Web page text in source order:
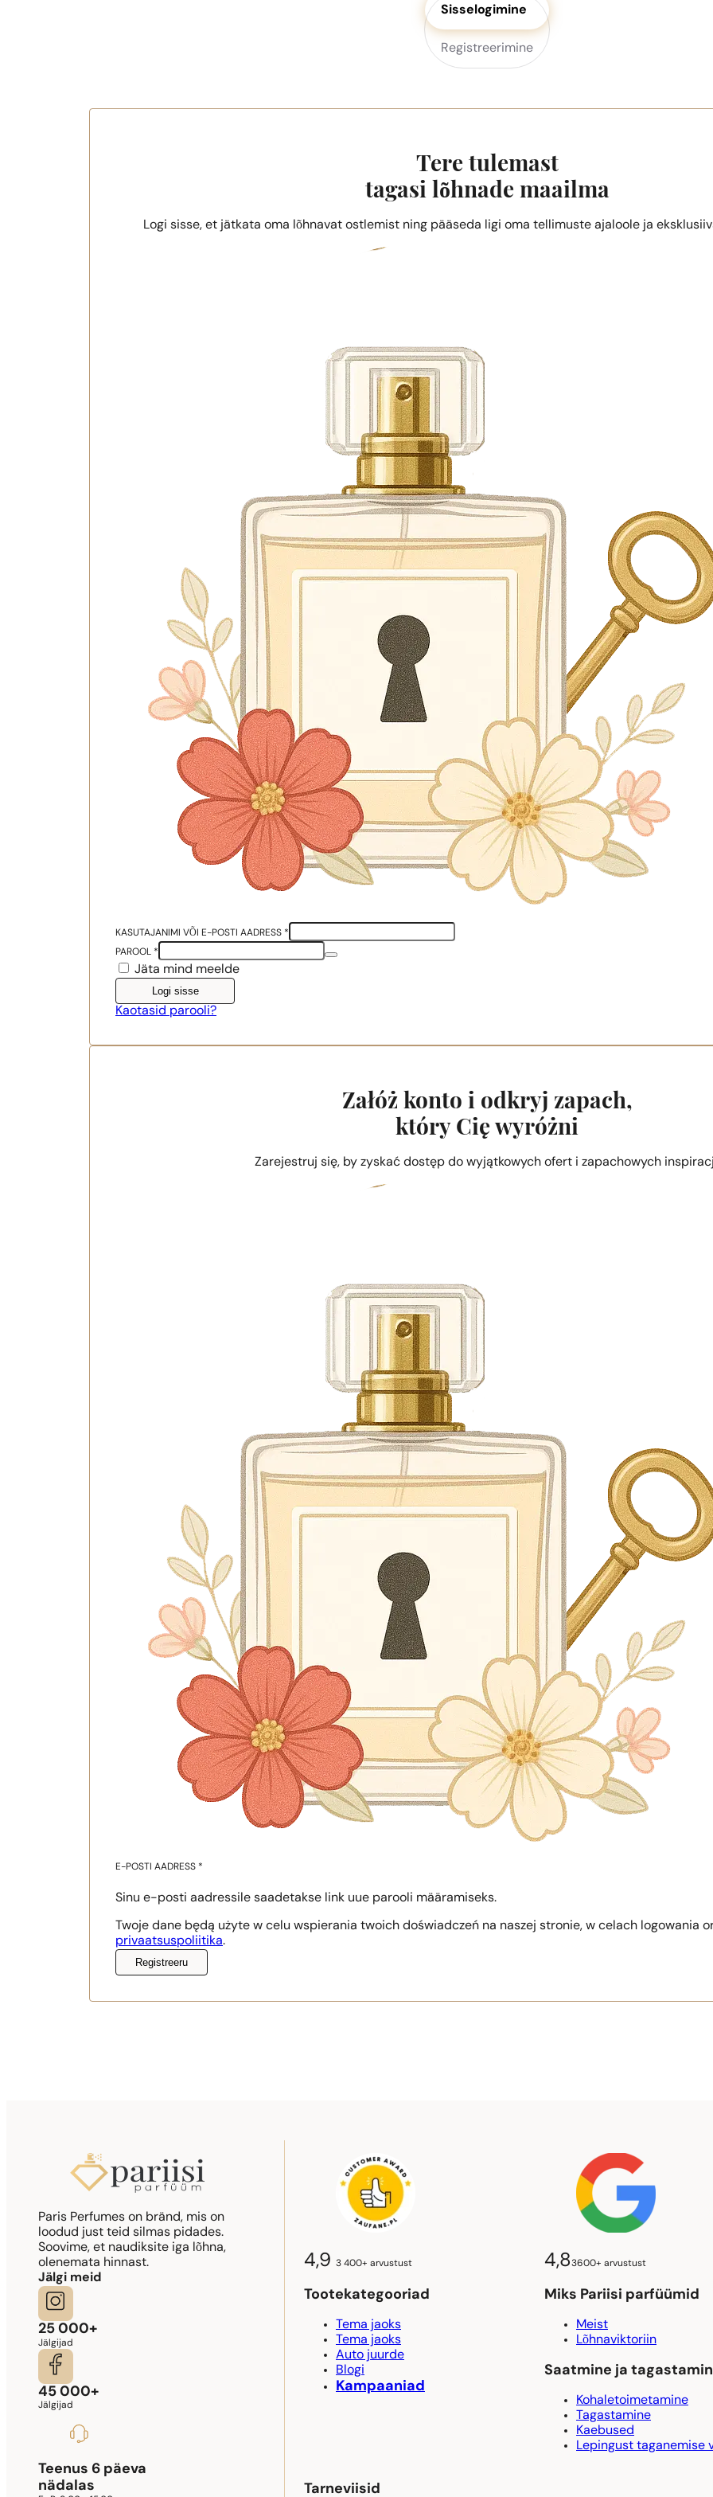
Sisselogimine
Registreerimine
Tere tulemast
tagasi lõhnade maailma
Logi sisse, et jätkata oma lõhnavat ostlemist ning pääseda ligi oma tellimuste ajaloole ja
KASUTAJANIMI VÕI E-POSTI AADRESS *
PAROOL *
Jäta mind meelde
Logi sisse
Kaotasid parooli?
Załóż konto i odkryj zapach,
który Cię wyróżni
Zarejestruj się, by zyskać dostęp do wyjątkowych ofert i zapachowych
E-POSTI AADRESS *
Sinu e-posti aadressile saadetakse link uue parooli määramiseks.
Twoje dane będą użyte w celu wspierania twoich doświadczeń na naszej stronie, w celach logowania
privaatsuspoliitika.
Registreeru
Paris Perfumes on bränd, mis on
loodud just teid silmas pidades.
Soovime, et naudiksite iga lõhna,
olenemata hinnast.
Jälgi meid
25 000+
Jälgijad
45 000+
Jälgijad
Teenus 6 päeva
nädalas
4,9 3 400+ arvustust
Tootekategooriad
Tema jaoks
Tema jaoks
Auto juurde
Blogi
Kampaaniad
4,83600+ arvustust
Miks Pariisi parfüümid
Meist
Lõhnaviktoriin
Saatmine ja
Kohaletoimetamine
Tagastamine
Kaebused
Lepingust taganemise
Tarneviisid